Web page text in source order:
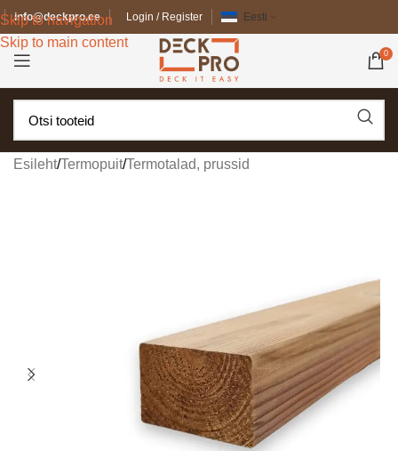
Skip to navigation
Skip to main content
info@deckpro.ee Login / Register Eesti
0
Esileht/Termopuit/Termotalad, prussid